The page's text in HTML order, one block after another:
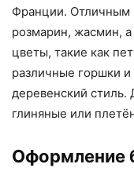
Франции. Отличным
розмарин, жасмин,
цветы, такие как
различные горшки
деревенский стиль.
глиняные или
Оформление